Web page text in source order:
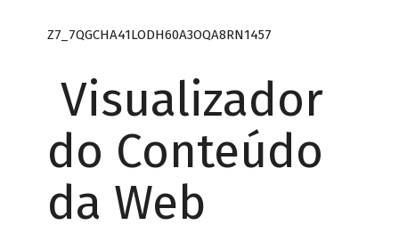
Z7_7QGCHA41LODH60A3OQA8RN1457
Visualizador
do Conteúdo
da Web